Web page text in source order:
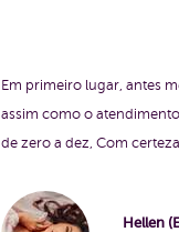
Em primeiro lugar, antes
assim como o
de zero a dez, Com
Hellen